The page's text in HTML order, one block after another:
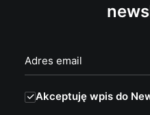
Akceptuję wpis do